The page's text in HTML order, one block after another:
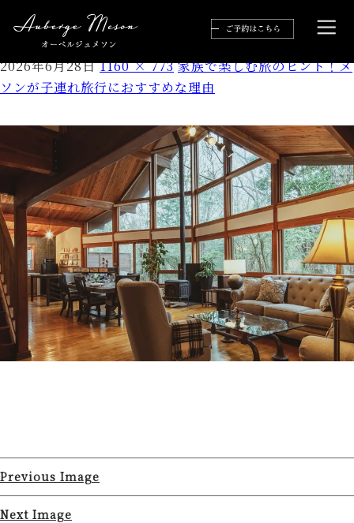
0216
2026年6月28日 1160 × 773 家族で楽しむ旅のヒント！メ
ソンが子連れ旅行におすすめな理由
Previous Image
Next Image